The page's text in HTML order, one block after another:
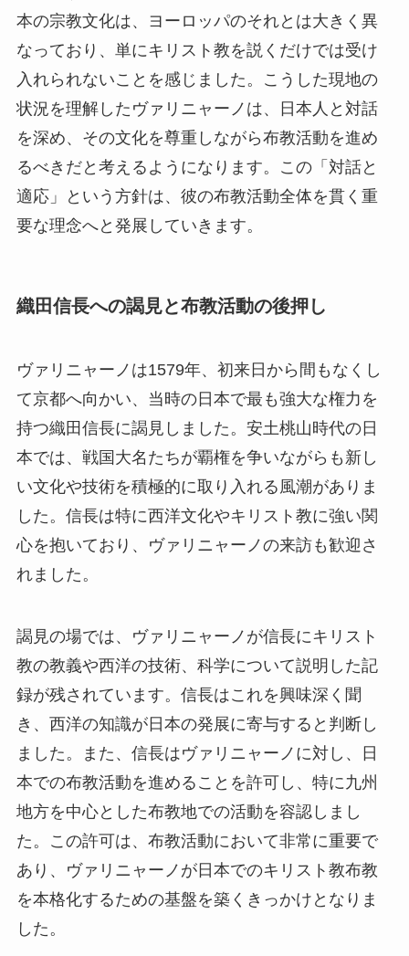
本の宗教文化は、ヨーロッパのそれとは大きく異
なっており、単にキリスト教を説くだけでは受け
入れられないことを感じました。こうした現地の
状況を理解したヴァリニャーノは、日本人と対話
を深め、その文化を尊重しながら布教活動を進め
るべきだと考えるようになります。この「対話と
適応」という方針は、彼の布教活動全体を貫く重
要な理念へと発展していきます。
織田信長への謁見と布教活動の後押し
ヴァリニャーノは1579年、初来日から間もなくし
て京都へ向かい、当時の日本で最も強大な権力を
持つ織田信長に謁見しました。安土桃山時代の日
本では、戦国大名たちが覇権を争いながらも新し
い文化や技術を積極的に取り入れる風潮がありま
した。信長は特に西洋文化やキリスト教に強い関
心を抱いており、ヴァリニャーノの来訪も歓迎さ
れました。
謁見の場では、ヴァリニャーノが信長にキリスト
教の教義や西洋の技術、科学について説明した記
録が残されています。信長はこれを興味深く聞
き、西洋の知識が日本の発展に寄与すると判断し
ました。また、信長はヴァリニャーノに対し、日
本での布教活動を進めることを許可し、特に九州
地方を中心とした布教地での活動を容認しまし
た。この許可は、布教活動において非常に重要で
あり、ヴァリニャーノが日本でのキリスト教布教
を本格化するための基盤を築くきっかけとなりま
した。